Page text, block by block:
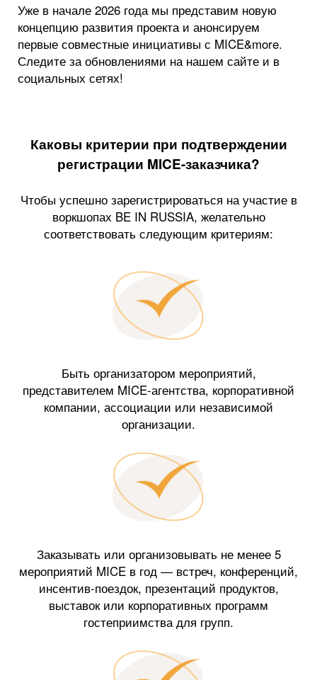
Уже в начале 2026 года мы представим новую
концепцию развития проекта и анонсируем
первые совместные инициативы с MICE&more.
Следите за обновлениями на нашем сайте и в
социальных сетях!
Каковы критерии при подтверждении
регистрации MICE-заказчика?
Чтобы успешно зарегистрироваться на участие в
воркшопах BE IN RUSSIA, желательно
соответствовать следующим критериям:
Быть организатором мероприятий,
представителем MICE-агентства, корпоративной
компании, ассоциации или независимой
организации.
Заказывать или организовывать не менее 5
мероприятий MICE в год — встреч, конференций,
инсентив-поездок, презентаций продуктов,
выставок или корпоративных программ
гостеприимства для групп.